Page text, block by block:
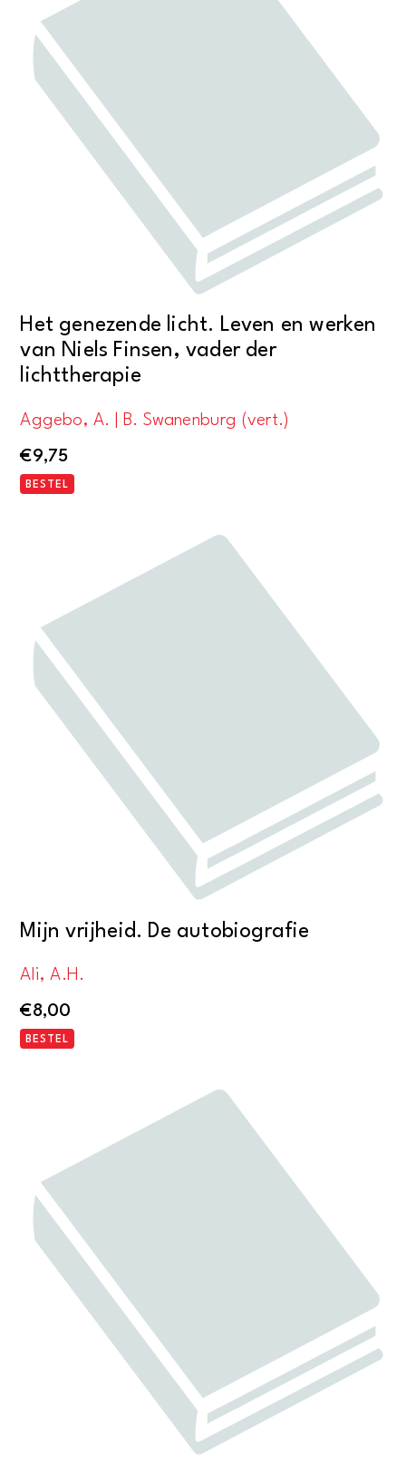
Het genezende licht. Leven en werken
van Niels Finsen, vader der
lichttherapie
Aggebo, A. | B. Swanenburg (vert.)
€9,75
BESTEL
Mijn vrijheid. De autobiografie
Ali, A.H.
€8,00
BESTEL